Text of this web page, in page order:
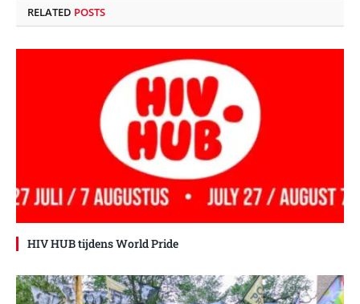
RELATED POSTS
HIV HUB tijdens World Pride